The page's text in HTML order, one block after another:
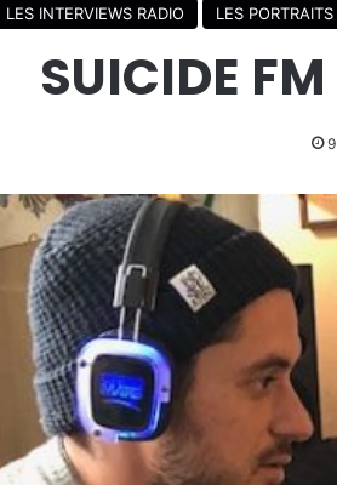
LES INTERVIEWS RADIO
LES
SUICIDE